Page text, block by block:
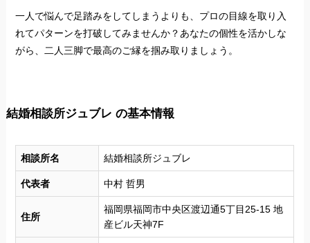
一人で悩んで足踏みをしてしまうよりも、プロの目線を取り入
れてパターンを打破してみませんか？あなたの個性を活かしな
がら、二人三脚で最高のご縁を掴み取りましょう。
結婚相談所ジュブレ の基本情報
相談所名 結婚相談所ジュブレ
代表者 中村 哲男
住所
福岡県福岡市中央区渡辺通5丁目25-15 地
産ビル天神7F